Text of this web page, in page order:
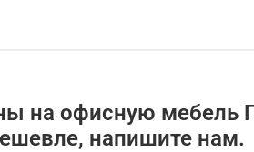
на офисную мебель
напишите нам.